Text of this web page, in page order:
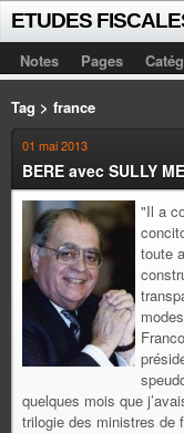
Notes Pages
Tag > france
01 mai 2013
BERE avec SULLY
"Il a
toute
quelques mois que
trilogie des ministres de